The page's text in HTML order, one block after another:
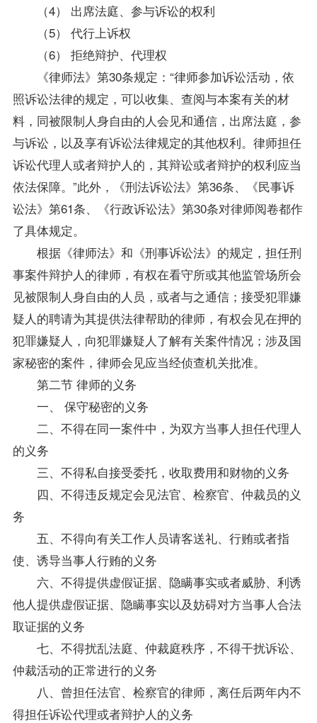
（4） 出席法庭、参与诉讼的权利
（5） 代行上诉权
（6） 拒绝辩护、代理权
《律师法》第30条规定：“律师参加诉讼活动，依
照诉讼法律的规定，可以收集、查阅与本案有关的材
料，同被限制人身自由的人会见和通信，出席法庭，参
与诉讼，以及享有诉讼法律规定的其他权利。律师担任
诉讼代理人或者辩护人的，其辩讼或者辩护的权利应当
依法保障。”此外，《刑法诉讼法》第36条、《民事诉
讼法》第61条、《行政诉讼法》第30条对律师阅卷都作
了具体规定。
根据《律师法》和《刑事诉讼法》的规定，担任刑
事案件辩护人的律师，有权在看守所或其他监管场所会
见被限制人身自由的人员，或者与之通信；接受犯罪嫌
疑人的聘请为其提供法律帮助的律师，有权会见在押的
犯罪嫌疑人，向犯罪嫌疑人了解有关案件情况；涉及国
家秘密的案件，律师会见应当经侦查机关批准。
第二节 律师的义务
一、 保守秘密的义务
二、不得在同一案件中，为双方当事人担任代理人
的义务
三、不得私自接受委托，收取费用和财物的义务
四、不得违反规定会见法官、检察官、仲裁员的义
务
五、不得向有关工作人员请客送礼、行贿或者指
使、诱导当事人行贿的义务
六、不得提供虚假证据、隐瞒事实或者威胁、利诱
他人提供虚假证据、隐瞒事实以及妨碍对方当事人合法
取证据的义务
七、不得扰乱法庭、仲裁庭秩序，不得干扰诉讼、
仲裁活动的正常进行的义务
八、曾担任法官、检察官的律师，离任后两年内不
得担任诉讼代理或者辩护人的义务